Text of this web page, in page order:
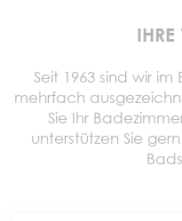
IHRE
Seit 1963 sind wir
mehrfach
Sie Ihr
unterstützen Sie